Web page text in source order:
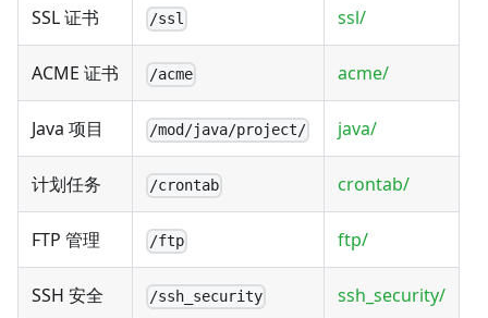
SSL 证书 /ssl ssl/
ACME 证书 /acme acme/
Java 项目 /mod/java/project/ java/
计划任务 /crontab crontab/
FTP 管理 /ftp ftp/
SSH 安全 /ssh_security ssh_security/